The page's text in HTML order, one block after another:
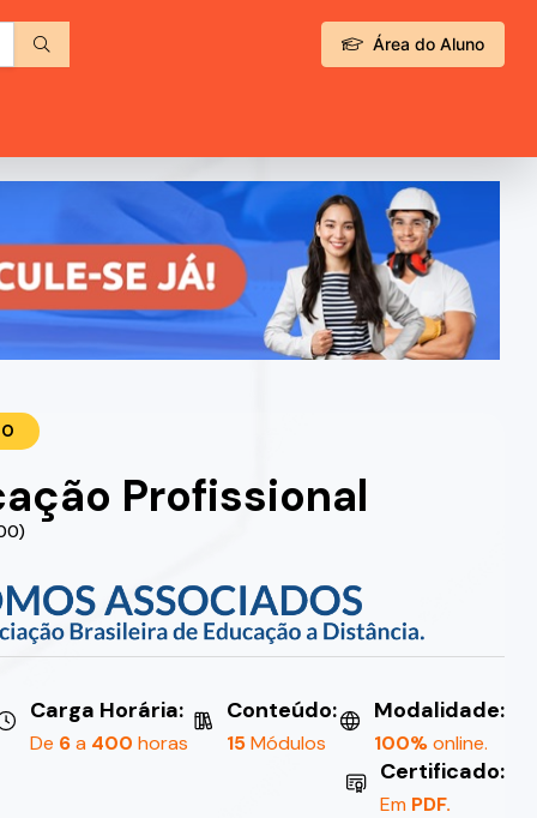
Área do Aluno
Profissional
Carga Horária:
De 6a 400 horas
Conteúdo:
15Módulos
Modalidade:
100%online.
Certificado:
Em PDF.